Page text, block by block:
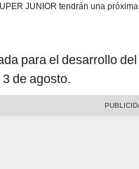
JUNIOR tendrán una
para el desarrollo
de agosto.